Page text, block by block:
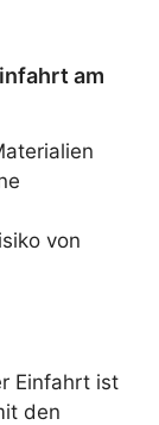
am
von
Einfahrt ist
den